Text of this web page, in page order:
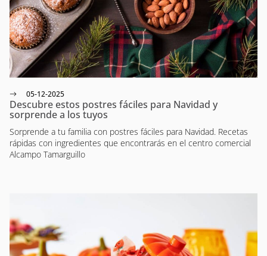
05-12-2025
Descubre estos postres fáciles para Navidad y
sorprende a los tuyos
Sorprende a tu familia con postres fáciles para Navidad. Recetas
rápidas con ingredientes que encontrarás en el centro comercial
Alcampo Tamarguillo